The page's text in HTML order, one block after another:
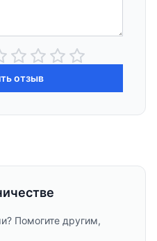
отзыв
Помогите другим,